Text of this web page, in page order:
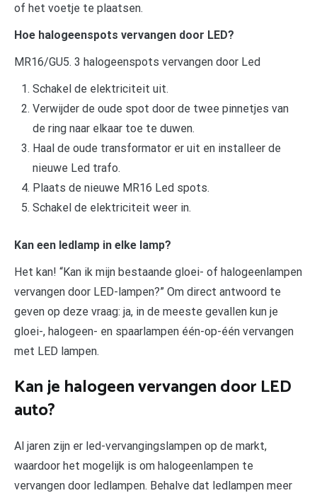
of het voetje te plaatsen.
Hoe halogeenspots vervangen door LED?
MR16/GU5. 3 halogeenspots vervangen door Led
Schakel de elektriciteit uit.
Verwijder de oude spot door de twee pinnetjes van
de ring naar elkaar toe te duwen.
Haal de oude transformator er uit en installeer de
nieuwe Led trafo.
Plaats de nieuwe MR16 Led spots.
Schakel de elektriciteit weer in.
Kan een ledlamp in elke lamp?
Het kan! “Kan ik mijn bestaande gloei- of halogeenlampen
vervangen door LED-lampen?” Om direct antwoord te
geven op deze vraag: ja, in de meeste gevallen kun je
gloei-, halogeen- en spaarlampen één-op-één vervangen
met LED lampen.
Kan je halogeen vervangen door LED
auto?
Al jaren zijn er led-vervangingslampen op de markt,
waardoor het mogelijk is om halogeenlampen te
vervangen door ledlampen. Behalve dat ledlampen meer